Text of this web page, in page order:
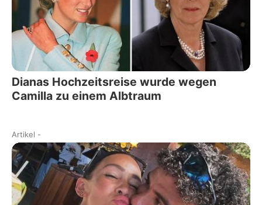
Dianas Hochzeitsreise wurde wegen
Camilla zu einem Albtraum
Artikel -